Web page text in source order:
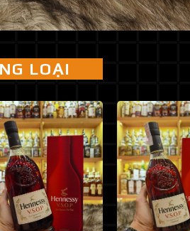
LOẠI